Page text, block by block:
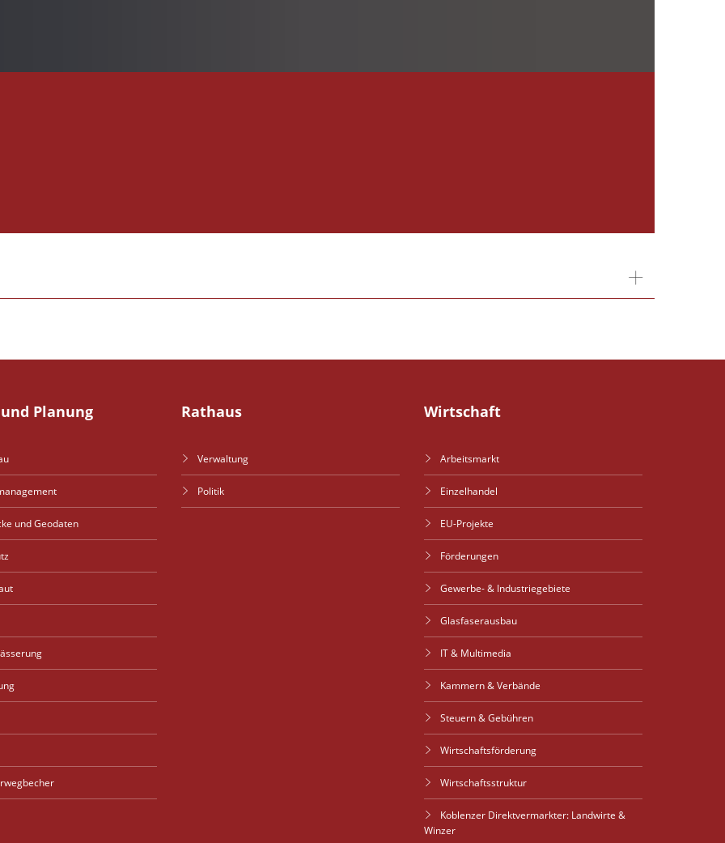
Planung
und Geodaten
Rathaus
Verwaltung
Politik
Wirtschaft
Arbeitsmarkt
Einzelhandel
EU-Projekte
Förderungen
Gewerbe- & Industriegebiete
Glasfaserausbau
IT & Multimedia
Kammern & Verbände
Steuern & Gebühren
Wirtschaftsförderung
Wirtschaftsstruktur
Koblenzer Direktvermarkter: Landwirte &
Winzer